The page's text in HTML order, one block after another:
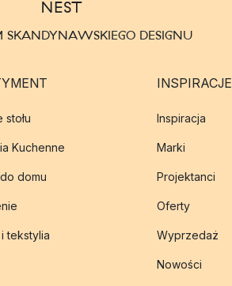
DESIGNU
stołu
Kuchenne
domu
tekstylia
INSPIRACJE
Inspiracja
Marki
Projektanci
Oferty
Wyprzedaż
Nowości